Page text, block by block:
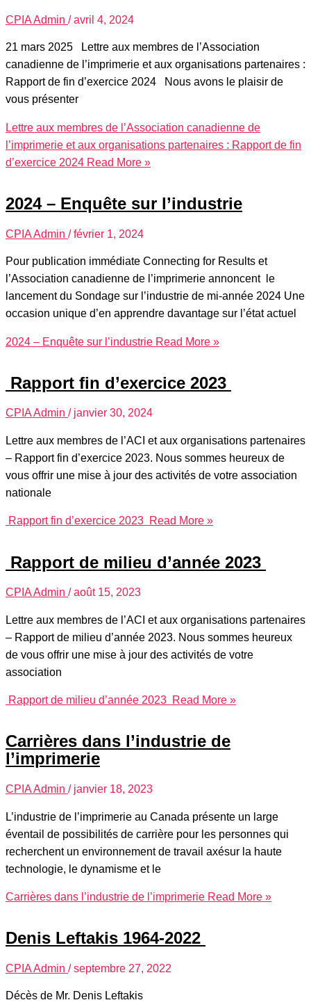
CPIA Admin /avril 4, 2024
21 mars 2025 Lettre aux membres de l’Association
canadienne de l’imprimerie et aux organisations partenaires :
Rapport de fin d’exercice 2024 Nous avons le plaisir de
vous présenter
Lettre aux membres de l’Association canadienne de
l’imprimerie et aux organisations partenaires : Rapport de fin
d’exercice 2024 Read More »
2024 – Enquête sur l’industrie
CPIA Admin /février 1, 2024
Pour publication immédiate Connecting for Results et
l’Association canadienne de l’imprimerie annoncent le
lancement du Sondage sur l’industrie de mi-année 2024 Une
occasion unique d’en apprendre davantage sur l’état actuel
2024 – Enquête sur l’industrie Read More »
Rapport fin d’exercice 2023
CPIA Admin / janvier 30, 2024
Lettre aux membres de l’ACI et aux organisations partenaires
– Rapport fin d’exercice 2023. Nous sommes heureux de
vous offrir une mise à jour des activités de votre association
nationale
Rapport fin d’exercice 2023 Read More »
Rapport de milieu d’année 2023
CPIA Admin /août 15, 2023
Lettre aux membres de l’ACI et aux organisations partenaires
– Rapport de milieu d’année 2023. Nous sommes heureux
de vous offrir une mise à jour des activités de votre
association
Rapport de milieu d’année 2023 Read More »
Carrières dans l’industrie de
l’imprimerie
CPIA Admin / janvier 18, 2023
L’industrie de l’imprimerie au Canada présente un large
éventail de possibilités de carrière pour les personnes qui
recherchent un environnement de travail axésur la haute
technologie, le dynamisme et le
Carrières dans l’industrie de l’imprimerie Read More »
Denis Leftakis 1964-2022
CPIA Admin /septembre 27, 2022
Décès de Mr. Denis Leftakis